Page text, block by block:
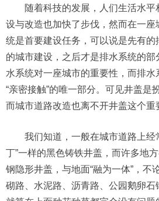
随着科技的发展，人们生活水
设与改造也加快了步伐，然而在一座
统是首要建设任务，可以说是先有
的城市建设，之后才是排水系统的
水系统对一座城市的重要性，而排
“亲密接触”的唯一部分。可见井盖是
而城市道路改造也离不开井盖这个重
我们知道，一般在城市道路上经
丁”一样的黑色铸铁井盖，而许多地
钢隐形井盖，与地面“融为一体”，不
砌路、水泥路、沥青路、公园鹅卵石